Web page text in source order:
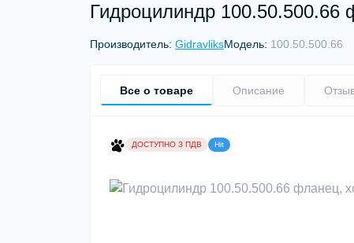
Гидроцилиндр 100.50.500.66
Производитель: GidravliksМодель: 100.50.500.66
Все о товаре Описание
ДОСТУПНО З ПДВ Hit